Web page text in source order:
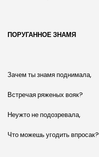
ПОРУГАННОЕ ЗНАМЯ
Зачем ты знамя поднимала,
Встречая ряженых вояк?
Неужто не подозревала,
Что можешь угодить впросак?